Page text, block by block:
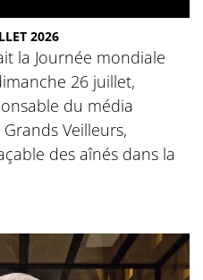
2026
la Journée mondiale
26 juillet,
du média
Veilleurs,
des aînés dans la